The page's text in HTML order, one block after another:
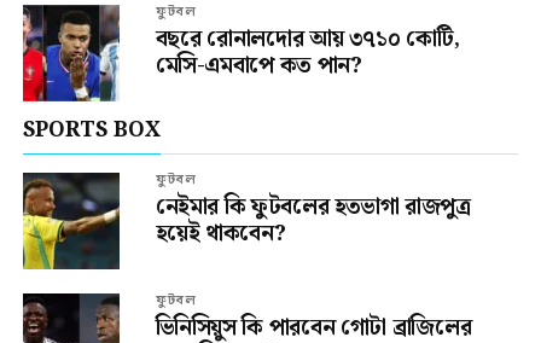
ফুটবল
বছরে রোনালদোর আয় ৩৭১০ কোটি,
মেসি-এমবাপে কত পান?
SPORTS BOX
ফুটবল
নেইমার কি ফুটবলের হতভাগা রাজপুত্র
হয়েই থাকবেন?
ফুটবল
ভিনিসিয়ুস কি পারবেন গোটা ব্রাজিলের